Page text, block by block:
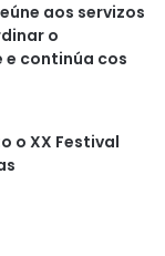
aos servizos
o
continúa cos
o XX Festival